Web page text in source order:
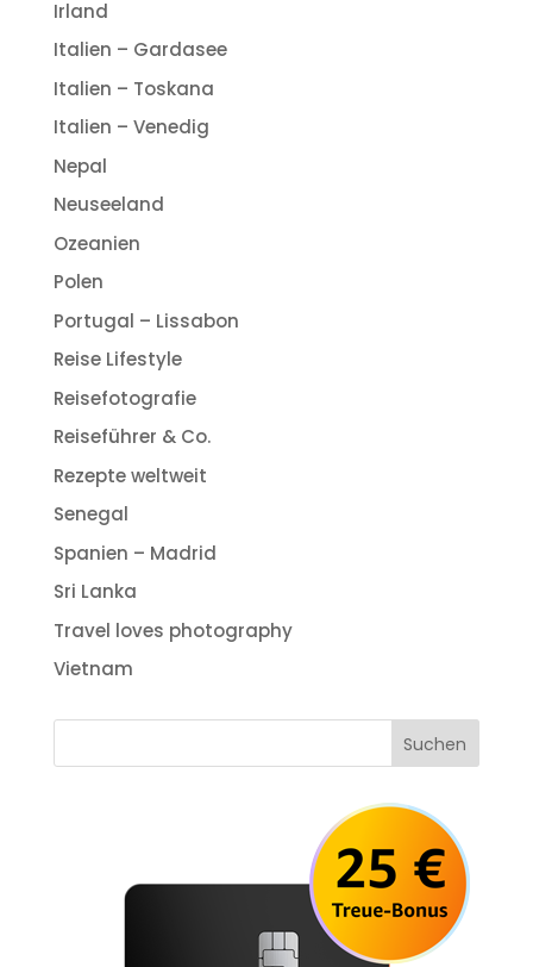
Irland
Italien – Gardasee
Italien – Toskana
Italien – Venedig
Nepal
Neuseeland
Ozeanien
Polen
Portugal – Lissabon
Reise Lifestyle
Reisefotografie
Reiseführer & Co.
Rezepte weltweit
Senegal
Spanien – Madrid
Sri Lanka
Travel loves photography
Vietnam